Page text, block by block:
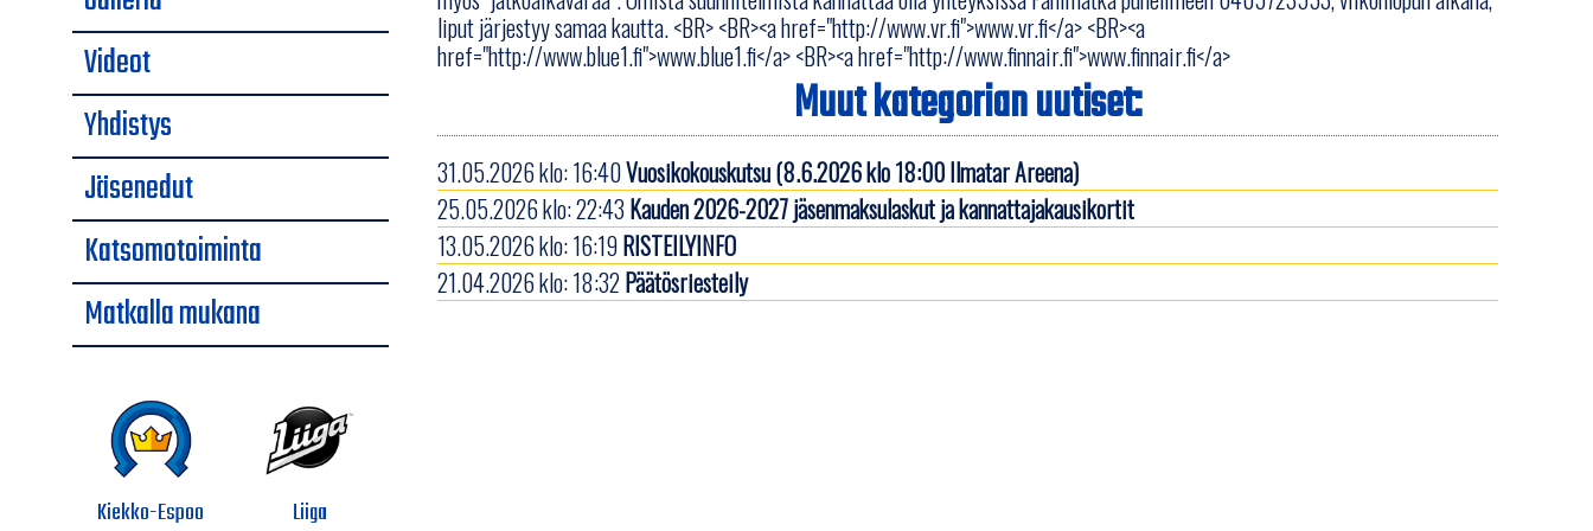
Videot
Yhdistys
Jäsenedut
Katsomotoiminta
Matkalla mukana
Kiekko-Espoo Liiga
liput järjestyy samaa kautta. <BR> <BR><a href="http://www.vr.fi">www.vr.fi</a> <BR><a
href="http://www.blue1.fi">www.blue1.fi</a> <BR><a href="http://www.finnair.fi">www.finnair.fi</a>
Muut kategorian uutiset:
31.05.2026 klo: 16:40Vuosikokouskutsu (8.6.2026 klo 18:00 Ilmatar Areena)
25.05.2026 klo: 22:43Kauden 2026-2027 jäsenmaksulaskut ja kannattajakausikortit
13.05.2026 klo: 16:19RISTEILYINFO
21.04.2026 klo: 18:32Päätösriesteily